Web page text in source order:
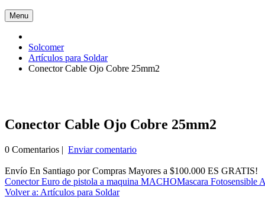
Menu
Solcomer
Artículos para Soldar
Conector Cable Ojo Cobre 25mm2
Conector Cable Ojo Cobre 25mm2
0 Comentarios | Enviar comentario
Envío En Santiago por Compras Mayores a $100.000 ES GRATIS!
Conector Euro de pistola a maquina MACHOMascara Fotosensible
Volver a: Artículos para Soldar